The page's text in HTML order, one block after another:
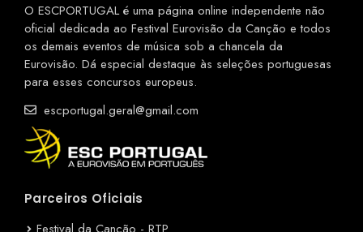
O ESCPORTUGAL é uma página online independente não
oficial dedicada ao Festival Eurovisão da Canção e todos
os demais eventos de música sob a chancela da
Eurovisão. Dá especial destaque às seleções portuguesas
para esses concursos europeus.
escportugal.geral@gmail.com
Parceiros Oficiais